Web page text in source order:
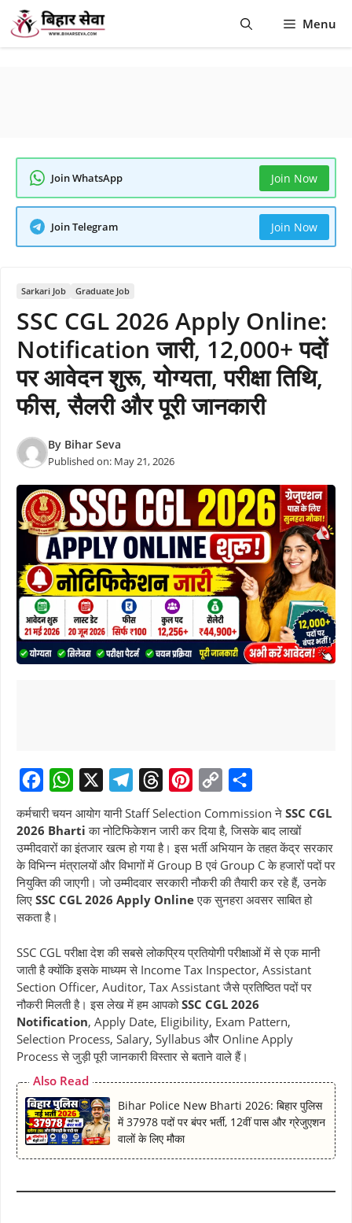
Skip
content
Menu
Join WhatsApp Join Now
Join Telegram Join Now
Sarkari Job Graduate Job
SSC CGL 2026 Apply Online:
Notification जारी, 12,000+ पदों
पर आवेदन शुरू, योग्यता, परीक्षा तिथि,
फीस, सैलरी और पूरी जानकारी
By Bihar Seva
Published on: May 21, 2026
a
c
e
b
o
o
k
h
a
s
A
p
p
e
l
e
g
a
m
h
r
e
a
s
i
n
t
e
e
s
t
o
p
y
L
n
k
h
a
r
e
कर्मचारी चयन आयोग यानी Staff Selection Commission ने SSC CGL
2026 Bharti का नोटिफिकेशन जारी कर दिया है, जिसके बाद लाखों
उम्मीदवारों का इंतजार खत्म हो गया है। इस भर्ती अभियान के तहत केंद्र सरकार
के विभिन्न मंत्रालयों और विभागों में Group B एवं Group C के हजारों पदों पर
नियुक्ति की जाएगी। जो उम्मीदवार सरकारी नौकरी की तैयारी कर रहे हैं, उनके
लिए SSC CGL 2026 Apply Onlineएक सुनहरा अवसर साबित हो
सकता है।
SSC CGL परीक्षा देश की सबसे लोकप्रिय प्रतियोगी परीक्षाओं में से एक मानी
जाती है क्योंकि इसके माध्यम से Income Tax Inspector, Assistant
Section Officer, Auditor, Tax Assistant जैसे प्रतिष्ठित पदों पर
नौकरी मिलती है। इस लेख में हम आपकोSSC CGL 2026
Notification, Apply Date, Eligibility, Exam Pattern,
Selection Process, Salary, Syllabus और Online Apply
Process से जुड़ी पूरी जानकारी विस्तार से बताने वाले हैं।
Also Read
Bihar Police New Bharti 2026: बिहार पुलिस
में 37978 पदों पर बंपर भर्ती, 12वीं पास और ग्रेजुएशन
वालों के लिए मौका